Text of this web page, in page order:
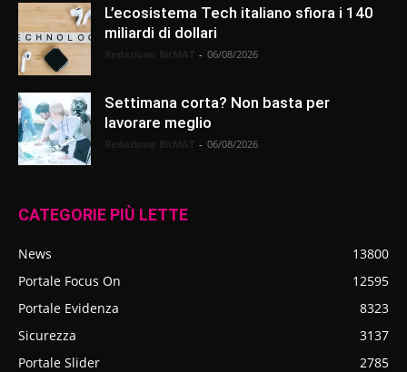
L’ecosistema Tech italiano sfiora i 140
miliardi di dollari
- 06/08/2026
Settimana corta? Non basta per
lavorare meglio
- 06/08/2026
CATEGORIE PIÙ LETTE
News
13800
Portale Focus On
12595
Portale Evidenza
8323
Sicurezza
3137
Portale Slider
2785